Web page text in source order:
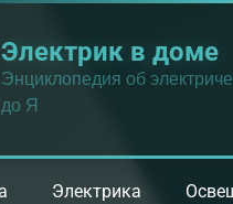
Электрик в доме
Энциклопедия об
до Я
Электрика